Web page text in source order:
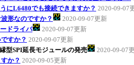
にL6480でも接続できますか？ 2020-09-07
形なのですか？
2020-09-07更新
ドライバ
2020-09-07更新
すか？ 2020-09-07更新
型SPI延長モジュールの発売
2020-09-07
か？ 2020-09-05更新